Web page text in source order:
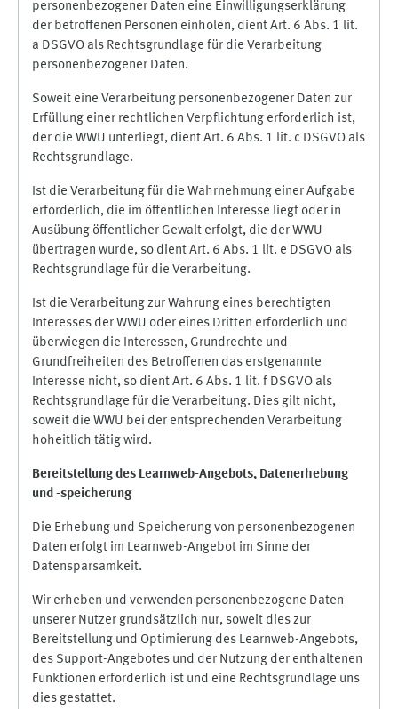
personenbezogener Daten eine Einwilligungserklärung
der betroffenen Personen einholen, dient Art. 6 Abs. 1 lit.
a DSGVO als Rechtsgrundlage für die Verarbeitung
personenbezogener Daten.
Soweit eine Verarbeitung personenbezogener Daten zur
Erfüllung einer rechtlichen Verpflichtung erforderlich ist,
der die WWU unterliegt, dient Art. 6 Abs. 1 lit. c DSGVO als
Rechtsgrundlage.
Ist die Verarbeitung für die Wahrnehmung einer Aufgabe
erforderlich, die im öffentlichen Interesse liegt oder in
Ausübung öffentlicher Gewalt erfolgt, die der WWU
übertragen wurde, so dient Art. 6 Abs. 1 lit. e DSGVO als
Rechtsgrundlage für die Verarbeitung.
Ist die Verarbeitung zur Wahrung eines berechtigten
Interesses der WWU oder eines Dritten erforderlich und
überwiegen die Interessen, Grundrechte und
Grundfreiheiten des Betroffenen das erstgenannte
Interesse nicht, so dient Art. 6 Abs. 1 lit. f DSGVO als
Rechtsgrundlage für die Verarbeitung. Dies gilt nicht,
soweit die WWU bei der entsprechenden Verarbeitung
hoheitlich tätig wird.
Bereitstellung des Learnweb-Angebots, Datenerhebung
und -speicherung
Die Erhebung und Speicherung von personenbezogenen
Daten erfolgt im Learnweb-Angebot im Sinne der
Datensparsamkeit.
Wir erheben und verwenden personenbezogene Daten
unserer Nutzer grundsätzlich nur, soweit dies zur
Bereitstellung und Optimierung des Learnweb-Angebots,
des Support-Angebotes und der Nutzung der enthaltenen
Funktionen erforderlich ist und eine Rechtsgrundlage uns
dies gestattet.